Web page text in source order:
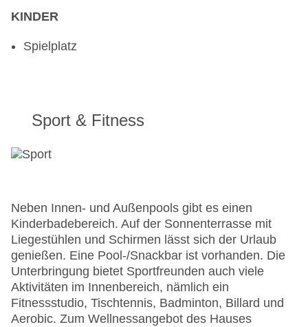
KINDER
Spielplatz
Sport & Fitness
Neben Innen- und Außenpools gibt es einen
Kinderbadebereich. Auf der Sonnenterrasse mit
Liegestühlen und Schirmen lässt sich der Urlaub
genießen. Eine Pool-/Snackbar ist vorhanden. Die
Unterbringung bietet Sportfreunden auch viele
Aktivitäten im Innenbereich, nämlich ein
Fitnessstudio, Tischtennis, Badminton, Billard und
Aerobic. Zum Wellnessangebot des Hauses